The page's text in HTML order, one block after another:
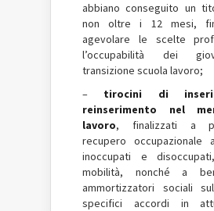
abbiano conseguito un
non oltre i 12 mesi,
agevolare le scelte
l’occupabilità dei
transizione scuola lavoro;
– tirocini di
reinserimento nel
lavoro, finalizzati a
recupero occupazionale
inoccupati e
mobilità, nonché a
ammortizzatori sociali
specifici accordi in